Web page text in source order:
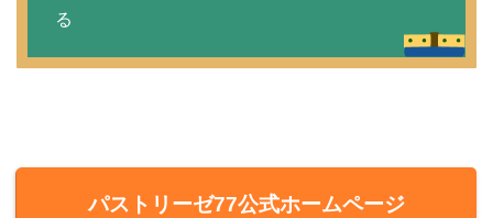
る
パストリーゼ77公式ホームページ